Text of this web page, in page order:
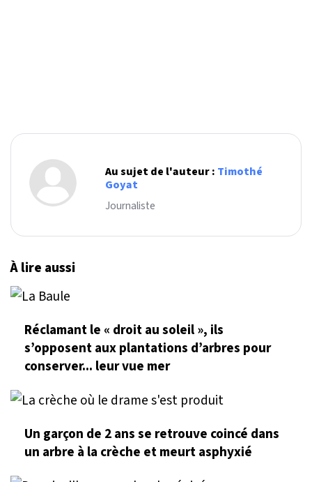
Au sujet de l'auteur : Timothé
Goyat
Journaliste
À lire aussi
Réclamant le « droit au soleil », ils
s’opposent aux plantations d’arbres pour
conserver... leur vue mer
Un garçon de 2 ans se retrouve coincé dans
un arbre à la crèche et meurt asphyxié